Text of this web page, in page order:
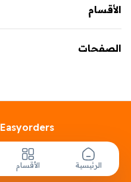
الرئيسية الأقسام
الأقسام
الصفحات
Easyorders